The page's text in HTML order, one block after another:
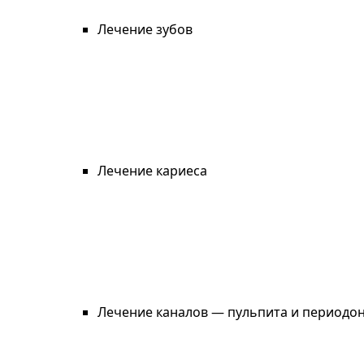
Лечение зубов
Лечение кариеса
Лечение каналов — пульпита и